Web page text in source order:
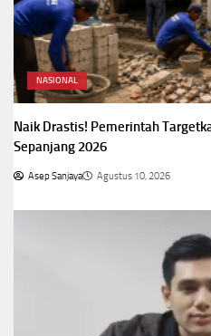
NASIONAL
Naik Drastis! Pemerintah
Sepanjang 2026
Asep Sanjaya Agustus 10, 2026